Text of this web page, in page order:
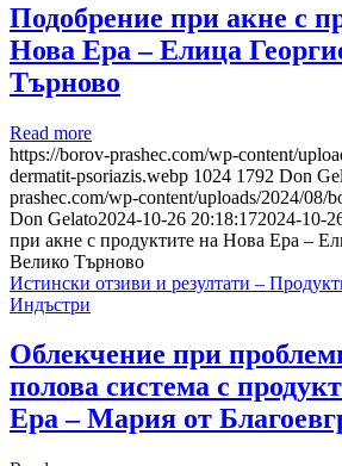
Подобрение при акне с
Нова Ера – Елица
Търново
Read more
https://borov-prashec.com/wp-content/
dermatit-psoriazis.webp 1024 1792 Don
prashec.com/wp-content/uploads/2024/08/
Don Gelato2024-10-26 20:18:172024-10-
при акне с продуктите на Нова Ера –
Велико Търново
Истински отзиви и резултати –
Индъстри
Облекчение при
полова система с
Ера – Мария от